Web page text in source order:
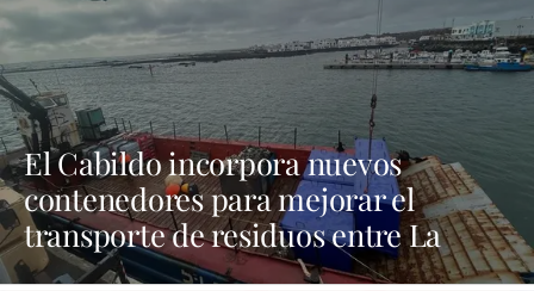
El Cabildo incorpora nuevos
contenedores para mejorar el
transporte de residuos entre La
Graciosa y Lanzarote